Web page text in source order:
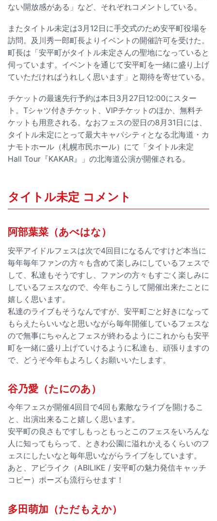
ない開放感がある」など、それぞれコメントしている。
またタイトル未定は3月12日に手交式のため安平町役場を
訪問。及川秀一郎町長よりイベントの開催許可を受けた。
町長は「安平町がタイトル未定さんの聖地になっていると
伺っています。イベントを通じて安平町を一緒に盛り上げ
ていただければうれしく思います」と期待を寄せている。
チケットの最速先行予約は本日3月27日12:00にスター
ト。Tシャツ付きチケット、VIPチケットのほか、無料チ
ケットも用意される。なおフェスの翌日の8月31日には、
タイトル未定にとって最大キャパシティとなる北海道・カ
ナモトホール（札幌市民ホール）にて「タイトル未定
Hall Tour『KAKAR』」の北海道公演が開催される。
タイトル未定 コメント
阿部葉菜（あべはな）
安平アイドルフェスは次で4回目になるんですけど本当に
毎年毎年ファンの方々も含めて楽しみにしているフェスで
して、私達もそうですし、ファンの方々もすごく楽しみに
しているフェスなので、今年もこうして開催出来たことに
嬉しく思います。
私達のライブもそうなんですが、安平町ごと好きになって
もらえたらいいなと思いながら毎年開催しているフェスな
ので無事にちゃんとフェスが終わるようにこれからも安平
町を一緒に盛り上げていけるように私達も、頑張りますの
で、どうぞ今年もよろしくお願いいたします。
谷乃愛（たにのあ）
今年フェスが開催4回目で4回も素敵なライブを開けるこ
と、出演出来ること嬉しく思います。
安平町の良さもですしもっともっとこのフェスをいろんな
人に知ってもらって、ときわ公園に溢れかえるくらいのフ
ェスにしたいなと毎年思いながらライブをしています。
あと、アビライク（ABILIKE / 安平町の魅力発信キャッチ
コピー）ポーズも流行らせます！
多田萌加（ただもえか）